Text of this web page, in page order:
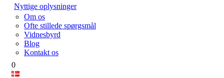
Nyttige oplysninger
Om os
Ofte stillede spørgsmål
Vidnesbyrd
Blog
Kontakt os
0